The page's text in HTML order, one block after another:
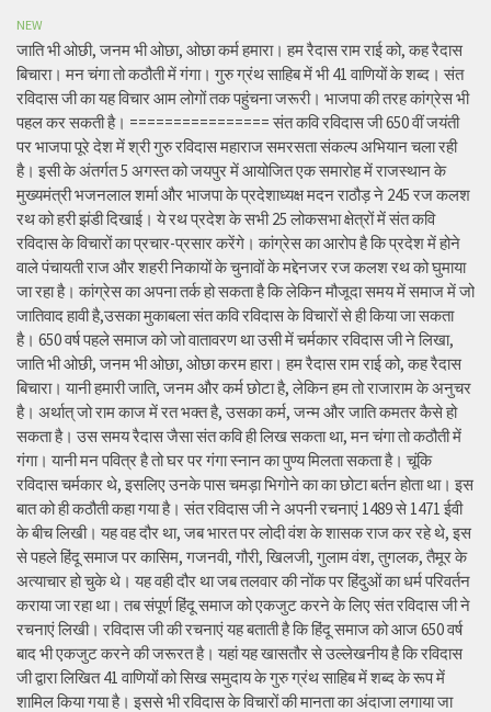
NEW
जाति भी ओछी, जनम भी ओछा, ओछा कर्म हमारा। हम रैदास राम राई को, कह रैदास
बिचारा। मन चंगा तो कठौती में गंगा। गुरु ग्रंथ साहिब में भी 41 वाणियों के शब्द। संत
रविदास जी का यह विचार आम लोगों तक पहुंचना जरूरी। भाजपा की तरह कांग्रेस भी
पहल कर सकती है। ================ संत कवि रविदास जी 650 वीं जयंती
पर भाजपा पूरे देश में श्री गुरु रविदास महाराज समरसता संकल्प अभियान चला रही
है। इसी के अंतर्गत 5 अगस्त को जयपुर में आयोजित एक समारोह में राजस्थान के
मुख्यमंत्री भजनलाल शर्मा और भाजपा के प्रदेशाध्यक्ष मदन राठौड़ ने 245 रज कलश
रथ को हरी झंडी दिखाई। ये रथ प्रदेश के सभी 25 लोकसभा क्षेत्रों में संत कवि
रविदास के विचारों का प्रचार-प्रसार करेंगे। कांग्रेस का आरोप है कि प्रदेश में होने
वाले पंचायती राज और शहरी निकायों के चुनावों के मद्देनजर रज कलश रथ को घुमाया
जा रहा है। कांग्रेस का अपना तर्क हो सकता है कि लेकिन मौजूदा समय में समाज में जो
जातिवाद हावी है,उसका मुकाबला संत कवि रविदास के विचारों से ही किया जा सकता
है। 650 वर्ष पहले समाज को जो वातावरण था उसी में चर्मकार रविदास जी ने लिखा,
जाति भी ओछी, जनम भी ओछा, ओछा करम हारा। हम रैदास राम राई को, कह रैदास
बिचारा। यानी हमारी जाति, जनम और कर्म छोटा है, लेकिन हम तो राजाराम के अनुचर
है। अर्थात् जो राम काज में रत भक्त है, उसका कर्म, जन्म और जाति कमतर कैसे हो
सकता है। उस समय रैदास जैसा संत कवि ही लिख सकता था, मन चंगा तो कठौती में
गंगा। यानी मन पवित्र है तो घर पर गंगा स्नान का पुण्य मिलता सकता है। चूंकि
रविदास चर्मकार थे, इसलिए उनके पास चमड़ा भिगोने का का छोटा बर्तन होता था। इस
बात को ही कठौती कहा गया है। संत रविदास जी ने अपनी रचनाएं 1489 से 1471 ईवी
के बीच लिखी। यह वह दौर था, जब भारत पर लोदी वंश के शासक राज कर रहे थे, इस
से पहले हिंदू समाज पर कासिम, गजनवी, गौरी, खिलजी, गुलाम वंश, तुगलक, तैमूर के
अत्याचार हो चुके थे। यह वही दौर था जब तलवार की नोंक पर हिंदुओं का धर्म परिवर्तन
कराया जा रहा था। तब संपूर्ण हिंदू समाज को एकजुट करने के लिए संत रविदास जी ने
रचनाएं लिखी। रविदास जी की रचनाएं यह बताती है कि हिंदू समाज को आज 650 वर्ष
बाद भी एकजुट करने की जरूरत है। यहां यह खासतौर से उल्लेखनीय है कि रविदास
जी द्वारा लिखित 41 वाणियोंं को सिख समुदाय के गुरु ग्रंथ साहिब में शब्द के रूप में
शामिल किया गया है। इससे भी रविदास के विचारों की मानता का अंदाजा लगाया जा